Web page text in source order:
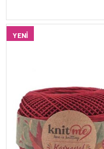
YENI